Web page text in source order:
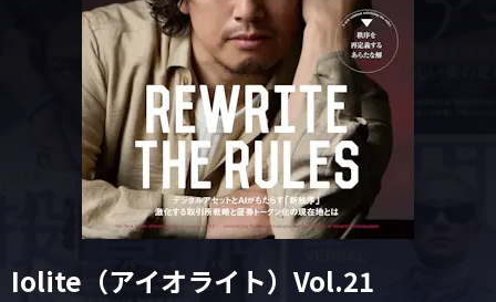
Iolite（アイオライト）Vol.21